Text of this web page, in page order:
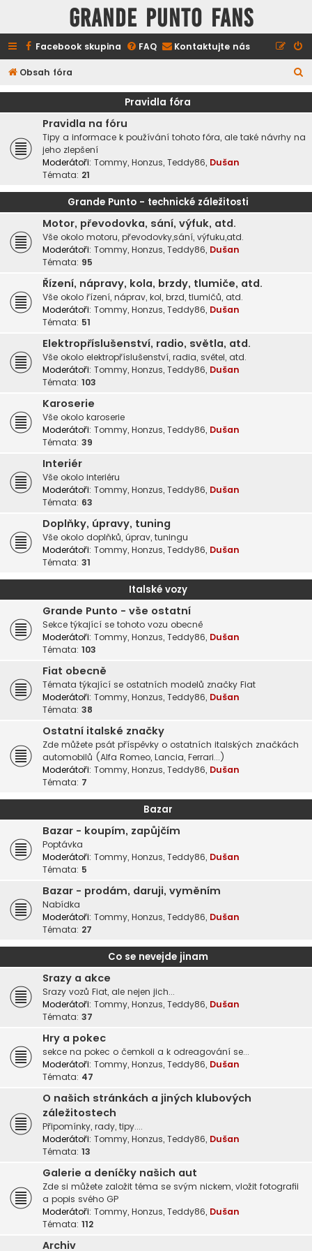
GRANDE PUNTO FANS
Facebook skupina FAQ Kontaktujte nás
Obsah fóra
l
a
Pravidla fóra
Pravidla na fóru
Tipy a informace k používání tohoto fóra, ale také návrhy na
jeho zlepšení
Moderátoři: Tommy, Honzus, Teddy86, Dušan
Témata: 21
Grande Punto - technické záležitosti
Motor, převodovka, sání, výfuk, atd.
Vše okolo motoru, převodovky,sání, výfuku,atd.
Moderátoři: Tommy, Honzus, Teddy86, Dušan
Témata: 95
Řízení, nápravy, kola, brzdy, tlumiče, atd.
Vše okolo řízení, náprav, kol, brzd, tlumičů, atd.
Moderátoři: Tommy, Honzus, Teddy86, Dušan
Témata: 51
Elektropříslušenství, radio, světla, atd.
Vše okolo elektropříslušenství, radia, světel, atd.
Moderátoři: Tommy, Honzus, Teddy86, Dušan
Témata: 103
Karoserie
Vše okolo karoserie
Moderátoři: Tommy, Honzus, Teddy86, Dušan
Témata: 39
Interiér
Vše okolo interiéru
Moderátoři: Tommy, Honzus, Teddy86, Dušan
Témata: 63
Doplňky, úpravy, tuning
Vše okolo doplňků, úprav, tuningu
Moderátoři: Tommy, Honzus, Teddy86, Dušan
Témata: 31
Italské vozy
Grande Punto - vše ostatní
Sekce týkající se tohoto vozu obecně
Moderátoři: Tommy, Honzus, Teddy86, Dušan
Témata: 103
Fiat obecně
Témata týkající se ostatních modelů značky Fiat
Moderátoři: Tommy, Honzus, Teddy86, Dušan
Témata: 38
Ostatní italské značky
Zde můžete psát příspěvky o ostatních italských značkách
automobilů (Alfa Romeo, Lancia, Ferrari...)
Moderátoři: Tommy, Honzus, Teddy86, Dušan
Témata: 7
Bazar
Bazar - koupím, zapůjčím
Poptávka
Moderátoři: Tommy, Honzus, Teddy86, Dušan
Témata: 5
Bazar - prodám, daruji, vyměním
Nabídka
Moderátoři: Tommy, Honzus, Teddy86, Dušan
Témata: 27
Co se nevejde jinam
Srazy a akce
Srazy vozů Fiat, ale nejen jich...
Moderátoři: Tommy, Honzus, Teddy86, Dušan
Témata: 37
Hry a pokec
sekce na pokec o čemkoli a k odreagování se...
Moderátoři: Tommy, Honzus, Teddy86, Dušan
Témata: 47
O našich stránkách a jiných klubových
záležitostech
Připomínky, rady, tipy....
Moderátoři: Tommy, Honzus, Teddy86, Dušan
Témata: 13
Galerie a deníčky našich aut
Zde si můžete založit téma se svým nickem, vložit fotografii
a popis svého GP
Moderátoři: Tommy, Honzus, Teddy86, Dušan
Témata: 112
Archiv